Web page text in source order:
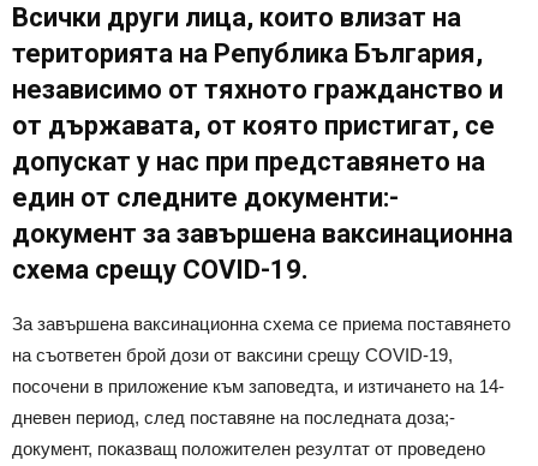
Всички други лица, които влизат на
територията на Република България,
независимо от тяхното гражданство и
от държавата, от която пристигат, се
допускат у нас при представянето на
един от следните документи:-
документ за завършена ваксинационна
схема срещу COVID-19.
За завършена ваксинационна схема се приема поставянето
на съответен брой дози от ваксини срещу COVID-19,
посочени в приложение към заповедта, и изтичането на 14-
дневен период, след поставяне на последната доза;-
документ, показващ положителен резултат от проведено